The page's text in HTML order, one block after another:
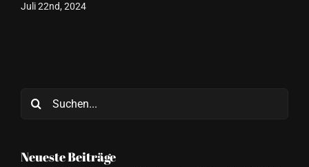
Juli 22nd, 2024
Suche
Neueste Beiträge